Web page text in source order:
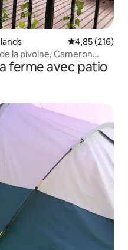
Évaluation
4,85 (216)
la pivoine, Cameron
ferme avec patio